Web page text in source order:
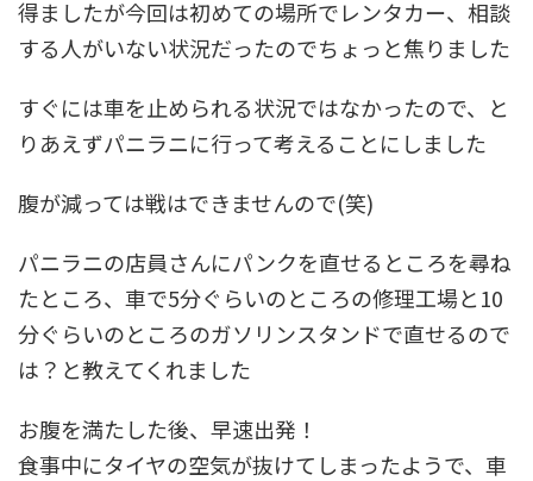
得ましたが今回は初めての場所でレンタカー、相談
する人がいない状況だったのでちょっと焦りました
すぐには車を止められる状況ではなかったので、と
りあえずパニラニに行って考えることにしました
腹が減っては戦はできませんので(笑)
パニラニの店員さんにパンクを直せるところを尋ね
たところ、車で5分ぐらいのところの修理工場と10
分ぐらいのところのガソリンスタンドで直せるので
は？と教えてくれました
お腹を満たした後、早速出発！
食事中にタイヤの空気が抜けてしまったようで、車